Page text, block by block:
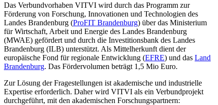
Das Verbundvorhaben VITVI wird durch das Programm zur
Förderung von Forschung, Innovationen und Technologien des
Landes Brandenburg (ProFIT Brandenburg) über das Ministerium
für Wirtschaft, Arbeit und Energie des Landes Brandenburg
(MWAE) gefördert und durch die Investitionsbank des Landes
Brandenburg (ILB) unterstützt. Als Mittelherkunft dient der
europäische Fond für regionale Entwicklung (EFRE) und das Land
Brandenburg. Das Fördervolumen beträgt 1,5 Mio Euro.
Zur Lösung der Fragestellungen ist akademische und industrielle
Expertise erforderlich. Daher wird VITVI als ein Verbundprojekt
durchgeführt, mit den akademischen Forschungspartnern: